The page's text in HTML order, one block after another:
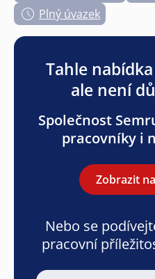
Plný úvazek
Tahle
ale není
Společnost
pracovníky i
Zobrazit
Nebo se
pracovní